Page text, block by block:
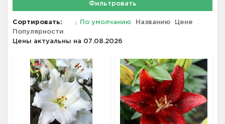
Фильтровать
Сортировать: ↓ По умолчанию Названию
Цене
Популярности
Цены актуальны на 07.08.2026